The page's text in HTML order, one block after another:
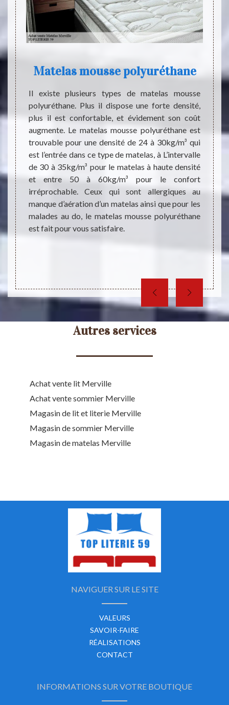
qui
juste
des
de
une
un
Matelas mousse polyuréthane
Il existe plusieurs types de matelas mousse
polyuréthane. Plus il dispose une forte densité,
plus il est confortable, et évidement son coût
augmente. Le matelas mousse polyuréthane est
trouvable pour une densité de 24 à 30kg/m³ qui
est l’entrée dans ce type de matelas, à L’intervalle
de 30 à 35kg/m³ pour le matelas à haute densité
et entre 50 à 60kg/m³ pour le confort
irréprochable. Ceux qui sont allergiques au
manque d’aération d’un matelas ainsi que pour les
malades au do, le matelas mousse polyuréthane
est fait pour vous satisfaire.
nous
tiers
nous
pour
Autres services
Achat vente lit Merville
Achat vente sommier Merville
Magasin de lit et literie Merville
Magasin de sommier Merville
Magasin de matelas Merville
NAVIGUER SUR LE SITE
VALEURS
SAVOIR-FAIRE
RÉALISATIONS
CONTACT
INFORMATIONS SUR VOTRE BOUTIQUE